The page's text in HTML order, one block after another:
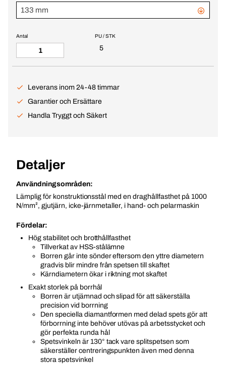
133 mm
PU / STK
5
Antal
Leverans inom 24-48 timmar
Garantier och Ersättare
Handla Tryggt och Säkert
Detaljer
Användningsområden:
Lämplig för konstruktionsstål med en draghållfasthet på 1000
N/mm², gjutjärn, icke-järnmetaller, i hand- och pelarmaskin
Fördelar:
Hög stabilitet och brotthållfasthet
Tillverkat av HSS-stålämne
Borren går inte sönder eftersom den yttre diametern
gradvis blir mindre från spetsen till skaftet
Kärndiametern ökar i riktning mot skaftet
Exakt storlek på borrhål
Borren är utjämnad och slipad för att säkerställa
precision vid borrning
Den speciella diamantformen med delad spets gör att
förborrning inte behöver utövas på arbetsstycket och
gör perfekta runda hål
Spetsvinkeln är 130° tack vare splitspetsen som
säkerställer centreringspunkten även med denna
stora spetsvinkel